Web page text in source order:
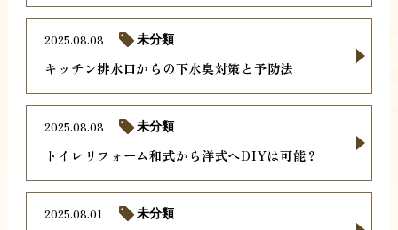
キッチン排水口からの下水臭対策と予防法
2025.08.08 未分類
トイレリフォーム和式から洋式へDIYは可能？
2025.08.08 未分類
2025.08.01 未分類